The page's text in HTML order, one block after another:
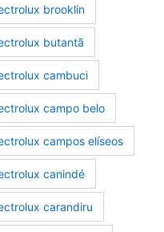
brooklin
butantã
cambuci
campo belo
campos elíseos
canindé
carandiru